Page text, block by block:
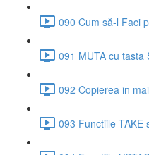
090 Cum să-l Faci
091 MUTA cu tasta
092 Copierea in
093 Functiile TAKE